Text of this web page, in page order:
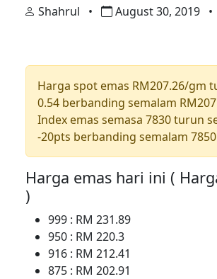
Shahrul • August 30, 2019 •
Harga spot emas RM207.26/gm
0.54 berbanding semalam
Index emas semasa 7830 turun
-20pts berbanding semalam
Harga emas hari ini (
)
999 : RM 231.89
950 : RM 220.3
916 : RM 212.41
875 : RM 202.91